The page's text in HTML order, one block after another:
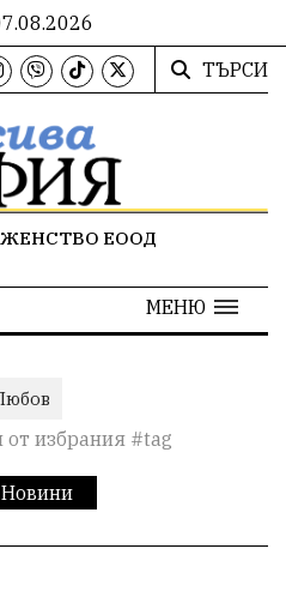
ТЪРСИ
ЕООД
МЕНЮ
от избрания #tag
Новини